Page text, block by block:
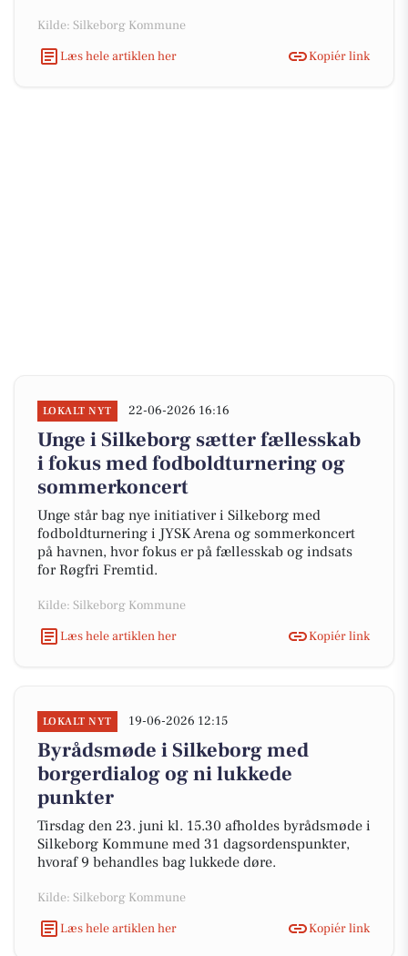
Kilde: Silkeborg Kommune
Læs hele artiklen her
Kopiér link
LOKALT NYT 22-06-2026 16:16
Unge i Silkeborg sætter fællesskab
i fokus med fodboldturnering og
sommerkoncert
Unge står bag nye initiativer i Silkeborg med
fodboldturnering i JYSK Arena og sommerkoncert
på havnen, hvor fokus er på fællesskab og indsats
for Røgfri Fremtid.
Kilde: Silkeborg Kommune
Læs hele artiklen her
Kopiér link
LOKALT NYT 19-06-2026 12:15
Byrådsmøde i Silkeborg med
borgerdialog og ni lukkede
punkter
Tirsdag den 23. juni kl. 15.30 afholdes byrådsmøde i
Silkeborg Kommune med 31 dagsordenspunkter,
hvoraf 9 behandles bag lukkede døre.
Kilde: Silkeborg Kommune
Læs hele artiklen her
Kopiér link